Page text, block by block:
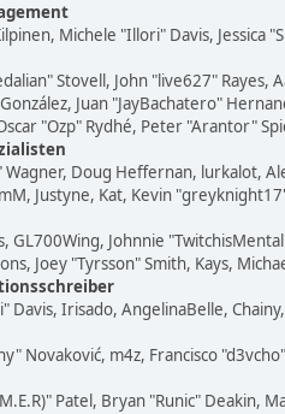
Michele "Illori" Davis, Jessica
Stovell, John "live627"
González, Juan "JayBachatero"
"Ozp" Rydhé, Peter "Arantor"
Wagner, Doug Heffernan, lurkalot,
Justyne, Kat, Kevin
GL700Wing, Johnnie
Joey "Tyrsson" Smith, Kays,
Davis, Irisado, AngelinaBelle,
Novaković, m4z, Francisco
Patel, Bryan "Runic" Deakin,